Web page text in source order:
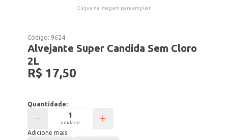
Clique na imagem para ampliar.
Código: 9624
Alvejante Super Candida Sem Cloro
2L
R$ 17,50
Quantidade:
unidade
Adicione mais: